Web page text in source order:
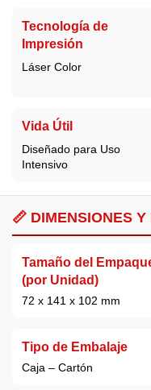
Tecnología de
Impresión
Láser Color
Vida Útil
Diseñado para Uso
Intensivo
📏 DIMENSIONES Y
Tamaño del
(por Unidad)
72 x 141 x 102 mm
Tipo de Embalaje
Caja – Cartón